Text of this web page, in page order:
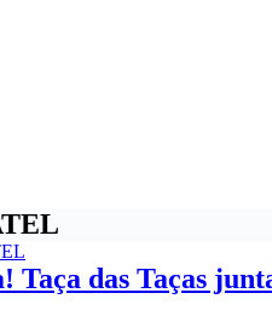
Taça das Taças